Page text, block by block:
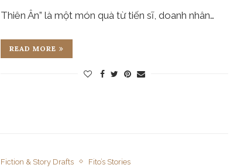
Thiên Ân” là một món quà từ tiến sĩ, doanh nhân…
READ MORE
Fiction & Story Drafts Fito’s Stories